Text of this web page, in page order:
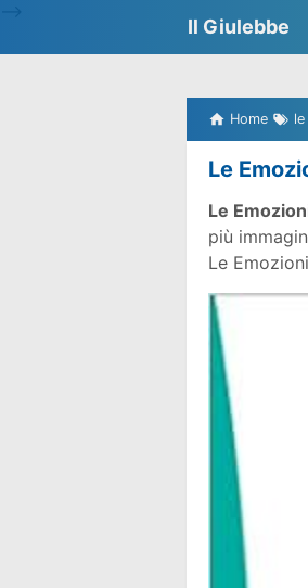
Il Giulebbe
Home
Le
Le
più
Le